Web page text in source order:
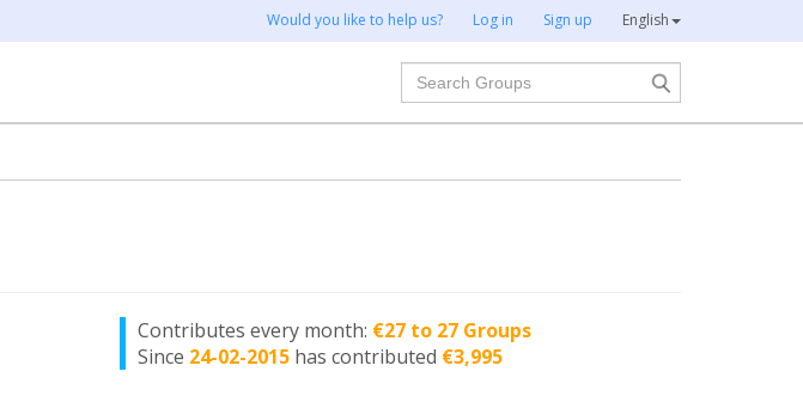
Would you like to help us? Log in Sign up English
Search
Contributes every month: €27 to 27 Groups
Since 24-02-2015 has contributed €3,995